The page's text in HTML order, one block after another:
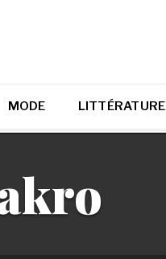
MODE LITTÉRATURE